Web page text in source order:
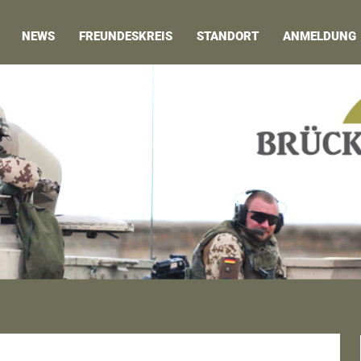
NEWS FREUNDESKREIS STANDORT ANMELDUNG